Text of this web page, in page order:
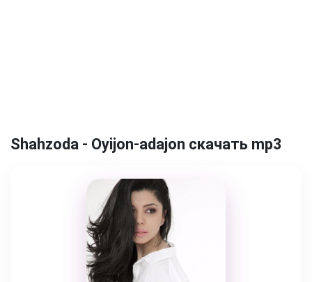
Shahzoda - Oyijon-adajon скачать mp3